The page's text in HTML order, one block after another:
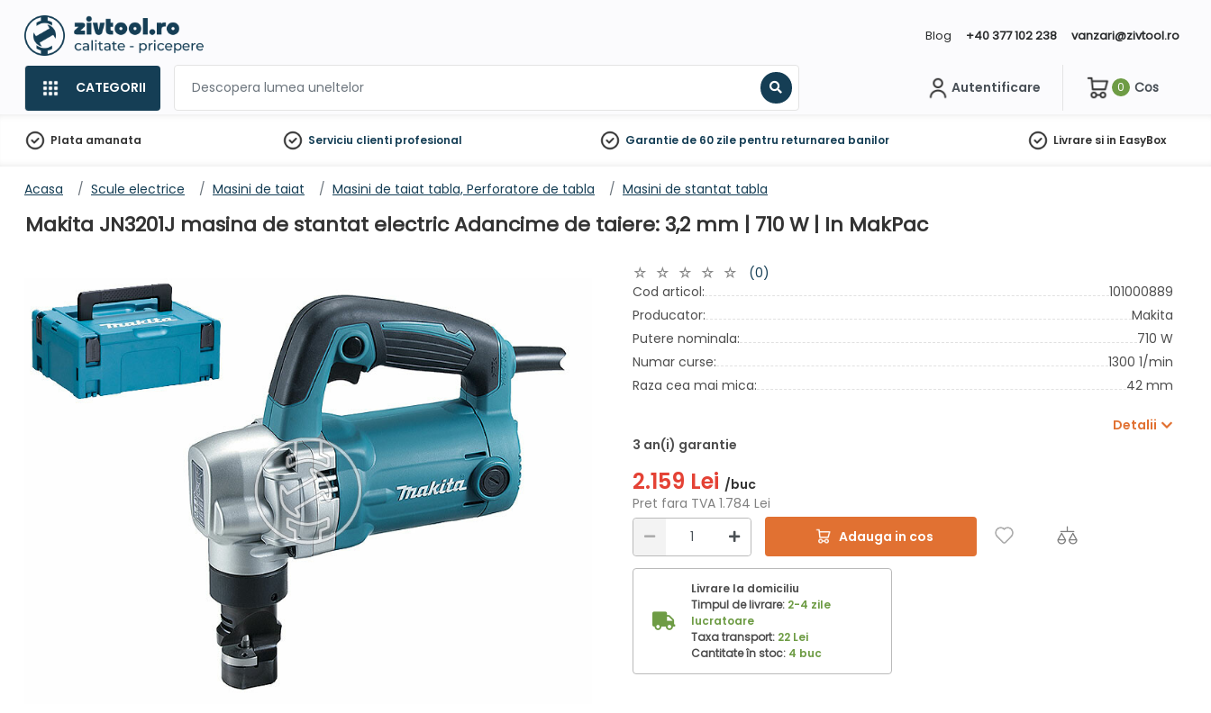
Blog +40 377 102 238 vanzari@zivtool.ro
CATEGORII
Search
Autentificare 0 Cos
Plata amanata Serviciu clienti profesional Garantie de 60 zile pentru returnarea banilor Livrare si in EasyBox
Acasa Scule electrice Masini de taiat Masini de taiat tabla, Perforatore de tabla Masini de stantat tabla
Makita JN3201J masina de stantat electric Adancime de taiere: 3,2 mm | 710 W | In MakPac
(0)
Cod articol:
101000889
Producator:
Makita
Putere nominala:
710 W
Numar curse:
1300 1/min
Raza cea mai mica:
42 mm
Detalii
3 an(i) garantie
2.159 Lei /buc
Pret fara TVA 1.784 Lei
Adauga in cos
Livrare la domiciliu
Timpul de livrare: 2-4 zile
lucratoare
Taxa transport: 22 Lei
Cantitate în stoc: 4 buc